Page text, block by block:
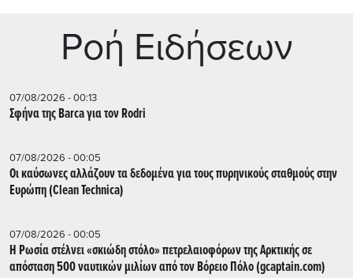
Ρoή Ειδήσεων
07/08/2026 - 00:13
Σφήνα της Barca για τον Rodri
07/08/2026 - 00:05
Οι καύσωνες αλλάζουν τα δεδομένα για τους πυρηνικούς σταθμούς στην
Ευρώπη (Clean Technica)
07/08/2026 - 00:05
Η Ρωσία στέλνει «σκιώδη στόλο» πετρελαιοφόρων της Αρκτικής σε
απόσταση 500 ναυτικών μιλίων από τον Βόρειο Πόλο (gcaptain.com)